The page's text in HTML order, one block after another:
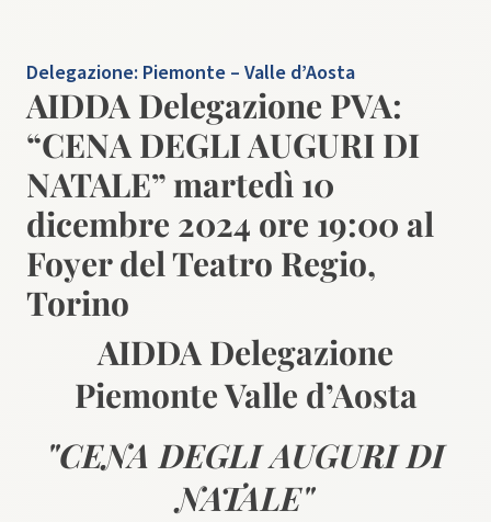
Delegazione: Piemonte – Valle d’Aosta
AIDDA Delegazione PVA:
“CENA DEGLI AUGURI DI
NATALE” martedì 10
dicembre 2024 ore 19:00 al
Foyer del Teatro Regio,
Torino
AIDDA Delegazione
Piemonte Valle d’Aosta
"CENA DEGLI AUGURI DI
NATALE"